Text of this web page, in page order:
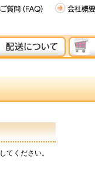
てください。